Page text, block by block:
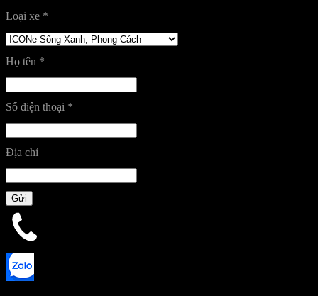
Loại xe *
Họ tên *
Số điện thoại *
Địa chỉ
Gửi